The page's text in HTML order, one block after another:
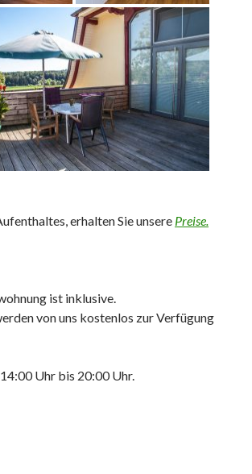
erhalten Sie unsere Preise.
ist inklusive.
von uns kostenlos zur Verfügung
Uhr bis 20:00 Uhr.